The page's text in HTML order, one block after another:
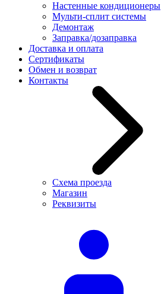
Настенные кондиционеры
Мульти-сплит системы
Демонтаж
Заправка/дозаправка
Доставка и оплата
Сертификаты
Обмен и возврат
Контакты
Схема проезда
Магазин
Реквизиты